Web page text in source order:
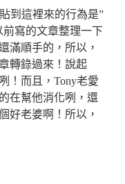
到這裡來的行為是”
前寫的文章整理一下
滿順手的，所以，
轉錄過來！說起
！而且，Tony老愛
在幫他消化咧，還
好老婆啊！所以，